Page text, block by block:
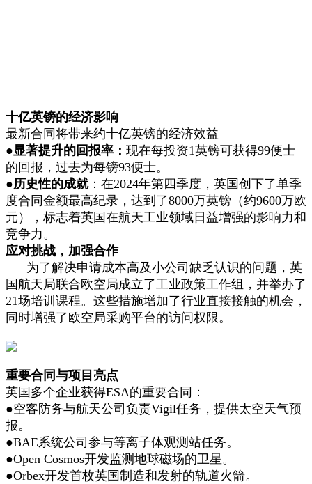
十亿英镑的经济影响
最新合同将带来约十亿英镑的经济效益
●显著提升的回报率： 现在每投资1英镑可获得99便士
的回报，过去为每镑93便士。
●历史性的成就：在2024年第四季度，英国创下了单季
度合同金额最高纪录，达到了8000万英镑（约9600万欧
元），标志着英国在航天工业领域日益增强的影响力和
竞争力。
应对挑战，加强合作
为了解决申请成本高及小公司缺乏认识的问题，英
国航天局联合欧空局成立了工业政策工作组，并举办了
21场培训课程。这些措施增加了行业直接接触的机会，
同时增强了欧空局采购平台的访问权限。
重要合同与项目亮点
英国多个企业获得ESA的重要合同：
●空客防务与航天公司负责Vigil任务，提供太空天气预
报。
●BAE系统公司参与等离子体观测站任务。
●Open Cosmos开发监测地球磁场的卫星。
●Orbex开发首枚英国制造和发射的轨道火箭。